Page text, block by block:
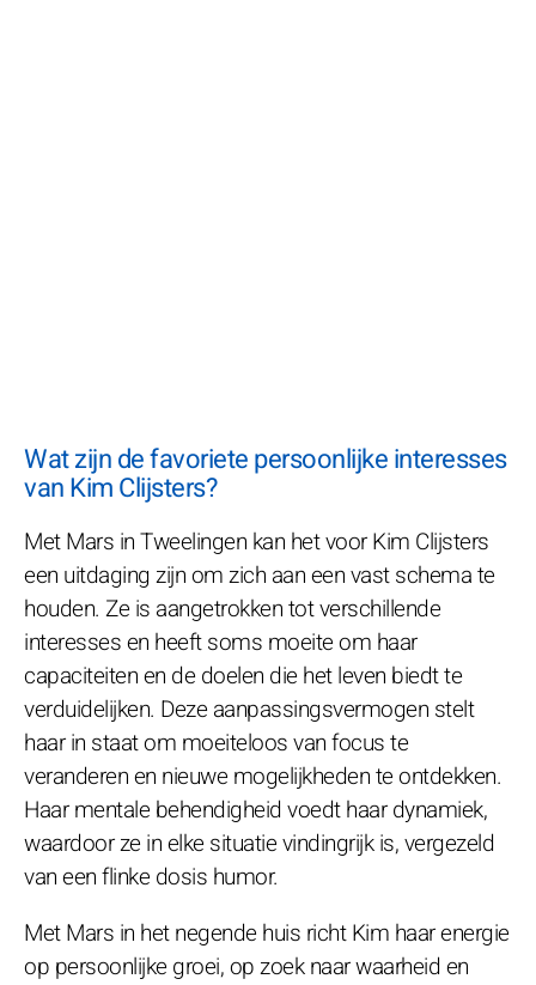
Wat zijn de favoriete persoonlijke interesses
van Kim Clijsters?
Met Mars in Tweelingen kan het voor Kim Clijsters
een uitdaging zijn om zich aan een vast schema te
houden. Ze is aangetrokken tot verschillende
interesses en heeft soms moeite om haar
capaciteiten en de doelen die het leven biedt te
verduidelijken. Deze aanpassingsvermogen stelt
haar in staat om moeiteloos van focus te
veranderen en nieuwe mogelijkheden te ontdekken.
Haar mentale behendigheid voedt haar dynamiek,
waardoor ze in elke situatie vindingrijk is, vergezeld
van een flinke dosis humor.
Met Mars in het negende huis richt Kim haar energie
op persoonlijke groei, op zoek naar waarheid en